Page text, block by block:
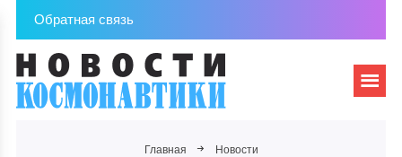
Обратная связь
Главная Новости